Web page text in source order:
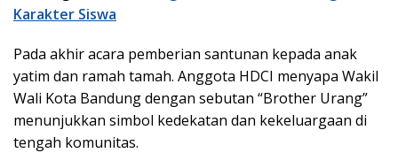
Karakter Siswa
Pada akhir acara pemberian santunan kepada anak
yatim dan ramah tamah. Anggota HDCI menyapa Wakil
Wali Kota Bandung dengan sebutan “Brother Urang”
menunjukkan simbol kedekatan dan kekeluargaan di
tengah komunitas.